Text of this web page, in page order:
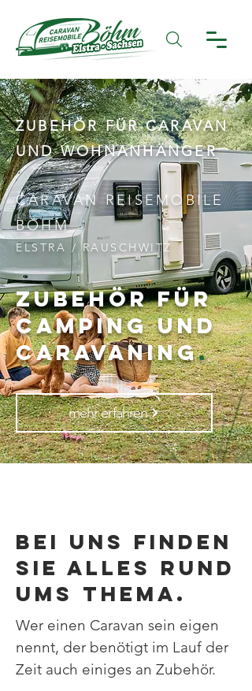
ZUBEHÖR FÜR CARAVAN
UND WOHNANHÄNGER
CARAVAN REISEMOBILE
BÖHM
ELSTRA / RAUSCHWITZ
ZUBEHÖR FÜR
CAMPING UND
CARAVANING.
mehr erfahren
Bei uns finden
Sie alles rund
ums Thema.
Wer einen Caravan sein eigen
nennt, der benötigt im Lauf der
Zeit auch einiges an Zubehör.